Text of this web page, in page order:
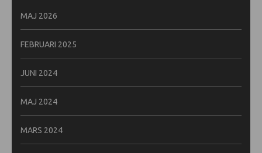
MAJ 2026
FEBRUARI 2025
JUNI 2024
MAJ 2024
MARS 2024